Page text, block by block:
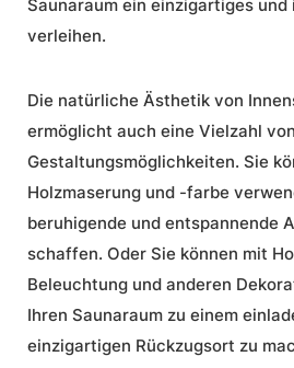
Saunaraum ein einzigartiges und
verleihen.
Die natürliche Ästhetik von
ermöglicht auch eine Vielzahl von
Gestaltungsmöglichkeiten. Sie
Holzmaserung und -farbe
beruhigende und entspannende
schaffen. Oder Sie können mit
Beleuchtung und anderen
Ihren Saunaraum zu einem
einzigartigen Rückzugsort zu